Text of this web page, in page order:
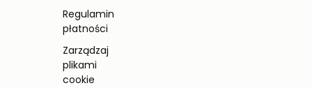
Regulamin
płatności
Zarządzaj
plikami
cookie